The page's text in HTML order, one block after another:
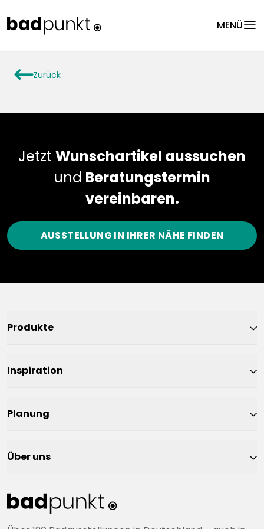
MENÜmenu
arrowLeftZurück
Jetzt Wunschartikel aussuchen
und Beratungstermin
vereinbaren.
AUSSTELLUNG IN IHRER NÄHE FINDEN
Produkte
Inspiration
Planung
Über uns